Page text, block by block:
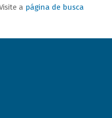
a página de busca